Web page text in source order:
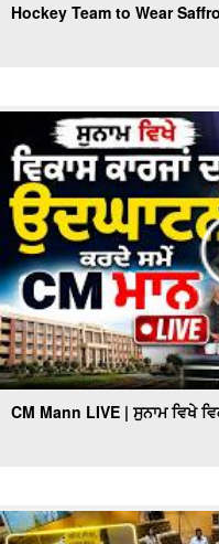
Hockey Team to Wear
CM Mann LIVE | ਸੁਨਾਮ ਵਿਖੇ